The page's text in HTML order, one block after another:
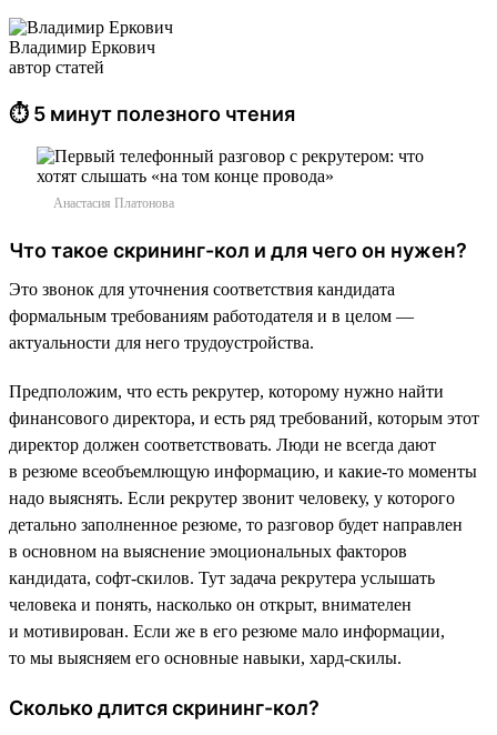
Владимир Еркович
автор статей
⏱ 5 минут полезного чтения
Анастасия Платонова
Что такое скрининг-кол и для чего он нужен?
Это звонок для уточнения соответствия кандидата
формальным требованиям работодателя и в целом —
актуальности для него трудоустройства.
Предположим, что есть рекрутер, которому нужно найти
финансового директора, и есть ряд требований, которым этот
директор должен соответствовать. Люди не всегда дают
в резюме всеобъемлющую информацию, и какие-то моменты
надо выяснять. Если рекрутер звонит человеку, у которого
детально заполненное резюме, то разговор будет направлен
в основном на выяснение эмоциональных факторов
кандидата, софт-скилов. Тут задача рекрутера услышать
человека и понять, насколько он открыт, внимателен
и мотивирован. Если же в его резюме мало информации,
то мы выясняем его основные навыки, хард-скилы.
Сколько длится скрининг-кол?